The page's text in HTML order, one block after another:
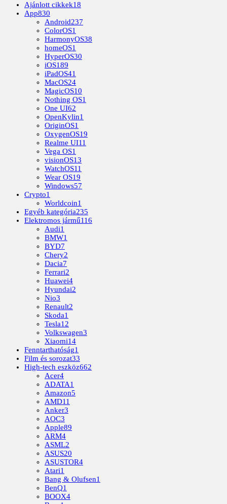
Ajánlott cikkek18
App830
Android237
ColorOS1
HarmonyOS38
homeOS1
HyperOS30
iOS189
iPadOS41
MacOS24
MagicOS10
Nothing OS1
One UI62
OpenKylin1
OriginOS1
OxygenOS19
Realme UI11
Vega OS1
visionOS13
WatchOS11
Wear OS19
Windows57
Crypto1
Worldcoin1
Egyéb kategória235
Elektromos jármű116
Audi1
BMW1
BYD7
Chery2
Dacia7
Ferrari2
Huawei4
Hyundai2
Nio3
Renault2
Skoda1
Tesla12
Volkswagen3
Xiaomi14
Fenntarthatóság1
Film és sorozat33
High-tech eszköz662
Acer4
ADATA1
Amazon5
AMD11
Anker3
AOC3
Apple89
ARM4
ASML2
ASUS20
ASUSTOR4
Atari1
Bang & Olufsen1
BenQ1
BOOX4